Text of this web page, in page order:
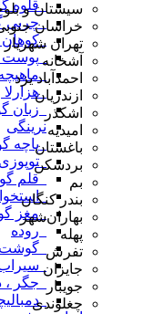
_قلوه
_چربی
_پوست
_زبان
نرینگی
_پاچه
_توپوزی
_قلم
_مغز
_روده
_جگر
سیستان و
خراسان
تهران شهریار
آشخانه
احمدآباد یزد
ازندریان
اشکذر
امیدیه
باغستان
بردسکن
بم
بندر کنگان
بهاران‌شهر
پهله
تفرش
جایزان
جویبار
چغلوندی